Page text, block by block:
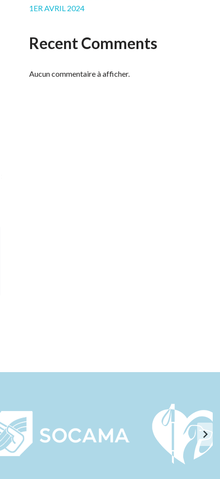
1ER AVRIL 2024
Recent Comments
Aucun commentaire à afficher.